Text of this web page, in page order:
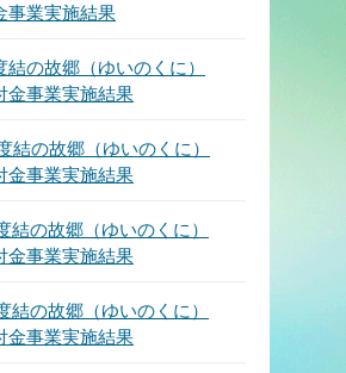
事業実施結果
の故郷（ゆいのくに）
金事業実施結果
結の故郷（ゆいのくに）
金事業実施結果
結の故郷（ゆいのくに）
金事業実施結果
結の故郷（ゆいのくに）
金事業実施結果